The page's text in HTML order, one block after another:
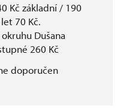
Kč základní / 190
70 Kč.
Dušana
260 Kč
doporučen